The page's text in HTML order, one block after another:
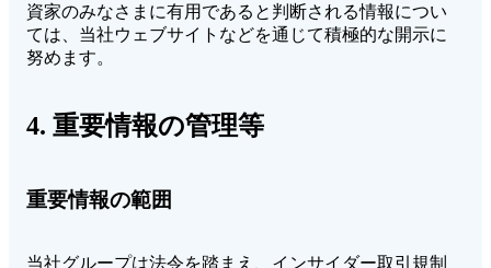
資家のみなさまに有用であると判断される情報につい
ては、当社ウェブサイトなどを通じて積極的な開示に
努めます。
4. 重要情報の管理等
重要情報の範囲
当社グループは法令を踏まえ、インサイダー取引規制